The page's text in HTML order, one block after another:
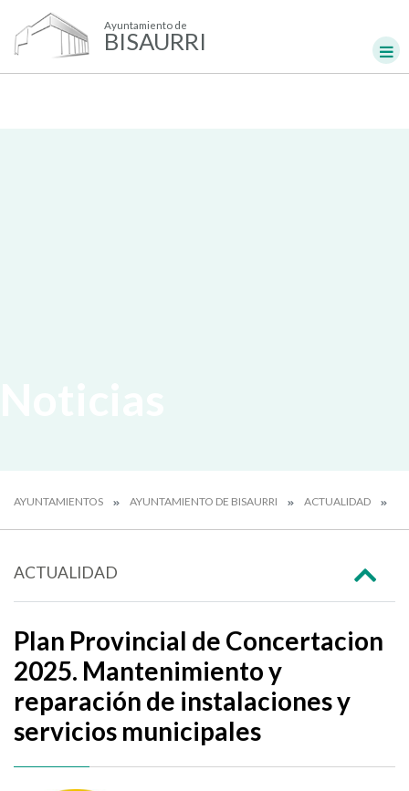
Ayuntamiento de
BISAURRI
AYUNTAMIENTOS AYUNTAMIENTO DE BISAURRI ACTUALIDAD
ACTUALIDAD
Plan Provincial de Concertacion
2025. Mantenimiento y
reparación de instalaciones y
servicios municipales